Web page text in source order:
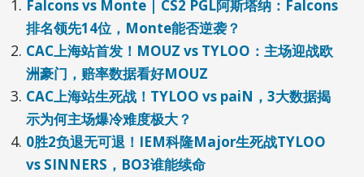
Falcons vs Monte | CS2 PGL阿斯塔纳：Falcons
排名领先14位，Monte能否逆袭？
CAC上海站首发！MOUZ vs TYLOO：主场迎战欧
洲豪门，赔率数据看好MOUZ
CAC上海站生死战！TYLOO vs paiN，3大数据揭
示为何主场爆冷难度极大？
0胜2负退无可退！IEM科隆Major生死战TYLOO
vs SINNERS，BO3谁能续命